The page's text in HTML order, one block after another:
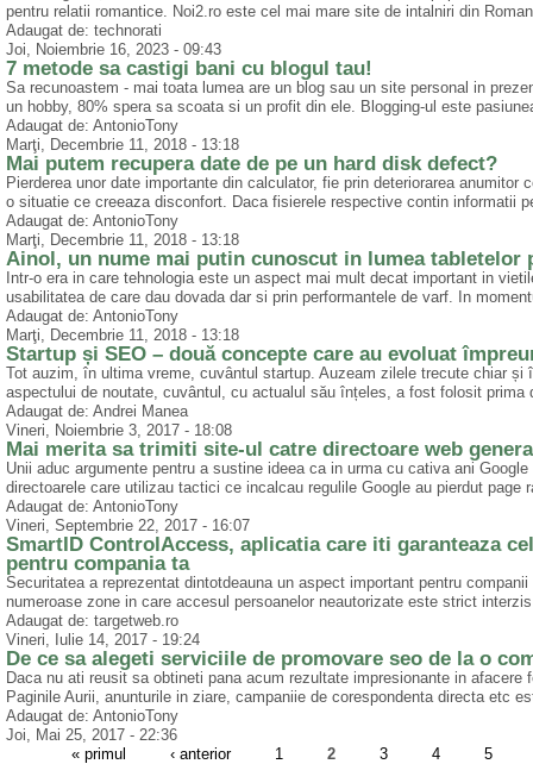
pentru relatii romantice. Noi2.ro este cel mai mare site de intalniri din
Adaugat de: technorati
Joi, Noiembrie 16, 2023 - 09:43
7 metode sa castigi bani cu blogul tau!
Sa recunoastem - mai toata lumea are un blog sau un site personal in
un hobby, 80% spera sa scoata si un profit din ele. Blogging-ul este
Adaugat de: AntonioTony
Marţi, Decembrie 11, 2018 - 13:18
Mai putem recupera date de pe un hard disk defect?
Pierderea unor date importante din calculator, fie prin deteriorarea
o situatie ce creeaza disconfort. Daca fisierele respective contin informatii
Adaugat de: AntonioTony
Marţi, Decembrie 11, 2018 - 13:18
Ainol, un nume mai putin cunoscut in lumea tabletelor
Intr-o era in care tehnologia este un aspect mai mult decat important in
usabilitatea de care dau dovada dar si prin performantele de varf. In
Adaugat de: AntonioTony
Marţi, Decembrie 11, 2018 - 13:18
Startup și SEO – două concepte care au evoluat
Tot auzim, în ultima vreme, cuvântul startup. Auzeam zilele trecute chiar
aspectului de noutate, cuvântul, cu actualul său înțeles, a fost folosit
Adaugat de: Andrei Manea
Vineri, Noiembrie 3, 2017 - 18:08
Mai merita sa trimiti site-ul catre directoare web
Unii aduc argumente pentru a sustine ideea ca in urma cu cativa ani
directoarele care utilizau tactici ce incalcau regulile Google au pierdut page
Adaugat de: AntonioTony
Vineri, Septembrie 22, 2017 - 16:07
SmartID ControlAccess, aplicatia care iti garanteaza
pentru compania ta
Securitatea a reprezentat dintotdeauna un aspect important pentru
numeroase zone in care accesul persoanelor neautorizate este strict
Adaugat de: targetweb.ro
Vineri, Iulie 14, 2017 - 19:24
De ce sa alegeti serviciile de promovare seo de la o
Daca nu ati reusit sa obtineti pana acum rezultate impresionante in
Paginile Aurii, anunturile in ziare, campaniie de corespondenta directa etc
Adaugat de: AntonioTony
Joi, Mai 25, 2017 - 22:36
« primul
‹ anterior 1 2 3 4 5